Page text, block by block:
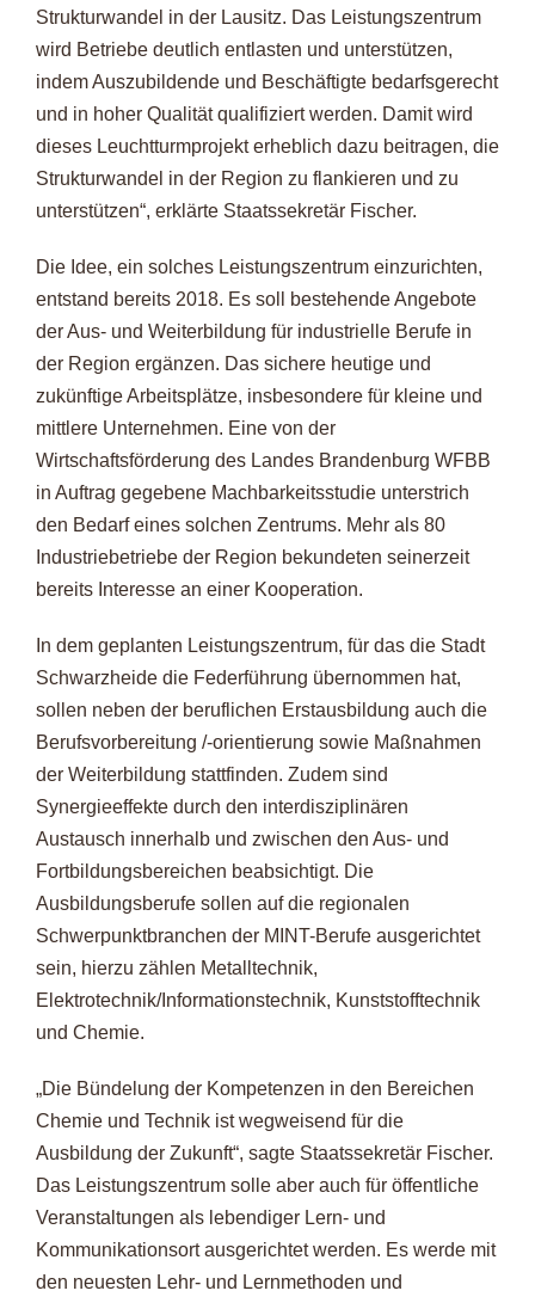
Strukturwandel in der Lausitz. Das Leistungszentrum
wird Betriebe deutlich entlasten und unterstützen,
indem Auszubildende und Beschäftigte bedarfsgerecht
und in hoher Qualität qualifiziert werden. Damit wird
dieses Leuchtturmprojekt erheblich dazu beitragen, die
Strukturwandel in der Region zu flankieren und zu
unterstützen“, erklärte Staatssekretär Fischer.
Die Idee, ein solches Leistungszentrum einzurichten,
entstand bereits 2018. Es soll bestehende Angebote
der Aus- und Weiterbildung für industrielle Berufe in
der Region ergänzen. Das sichere heutige und
zukünftige Arbeitsplätze, insbesondere für kleine und
mittlere Unternehmen. Eine von der
Wirtschaftsförderung des Landes Brandenburg WFBB
in Auftrag gegebene Machbarkeitsstudie unterstrich
den Bedarf eines solchen Zentrums. Mehr als 80
Industriebetriebe der Region bekundeten seinerzeit
bereits Interesse an einer Kooperation.
In dem geplanten Leistungszentrum, für das die Stadt
Schwarzheide die Federführung übernommen hat,
sollen neben der beruflichen Erstausbildung auch die
Berufsvorbereitung /-orientierung sowie Maßnahmen
der Weiterbildung stattfinden. Zudem sind
Synergieeffekte durch den interdisziplinären
Austausch innerhalb und zwischen den Aus- und
Fortbildungsbereichen beabsichtigt. Die
Ausbildungsberufe sollen auf die regionalen
Schwerpunktbranchen der MINT-Berufe ausgerichtet
sein, hierzu zählen Metalltechnik,
Elektrotechnik/Informationstechnik, Kunststofftechnik
und Chemie.
„Die Bündelung der Kompetenzen in den Bereichen
Chemie und Technik ist wegweisend für die
Ausbildung der Zukunft“, sagte Staatssekretär Fischer.
Das Leistungszentrum solle aber auch für öffentliche
Veranstaltungen als lebendiger Lern- und
Kommunikationsort ausgerichtet werden. Es werde mit
den neuesten Lehr- und Lernmethoden und